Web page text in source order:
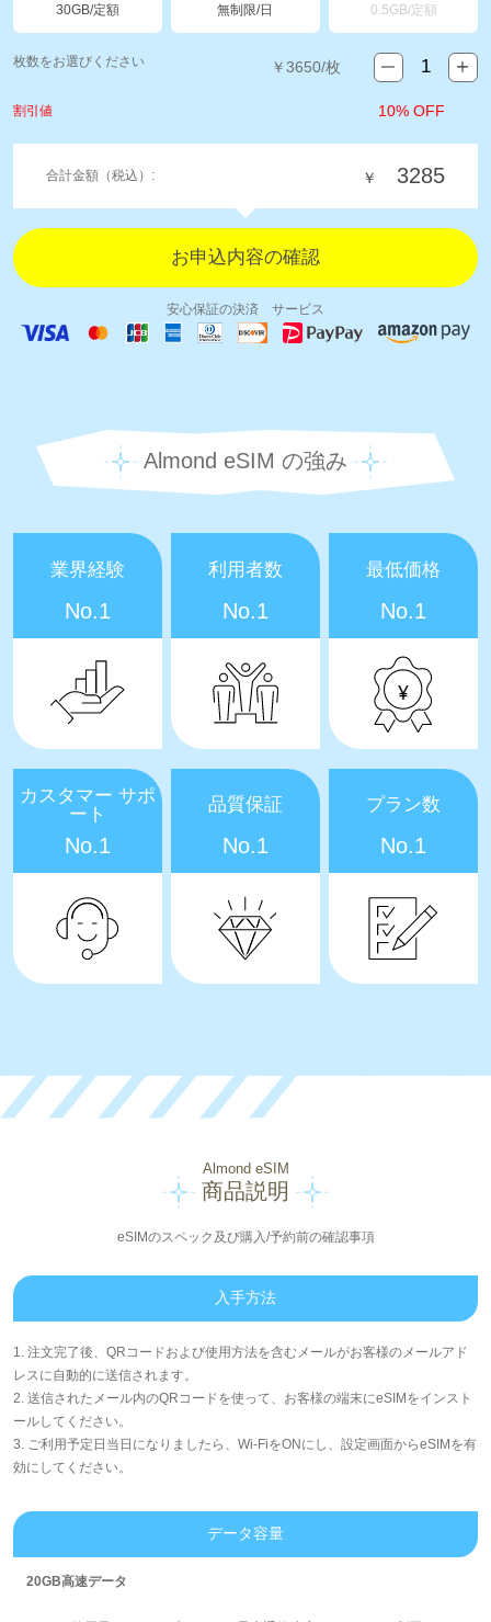
30GB/定額 無制限/日 0.5GB/定額
枚数をお選びください ￥3650/枚
割引値 10% OFF
合計金額（税込）: ￥ 3285
安心保証の決済 サービス
Almond eSIM の強み
業界経験
No.1
利用者数
No.1
最低価格
No.1
カスタマー サポ
ート
No.1
品質保証
No.1
プラン数
No.1
Almond eSIM
商品説明
eSIMのスペック及び購入/予約前の確認事項
入手方法
1. 注文完了後、QRコードおよび使用方法を含むメールがお客様のメールアド
レスに自動的に送信されます。
2. 送信されたメール内のQRコードを使って、お客様の端末にeSIMをインスト
ールしてください。
3. ご利用予定日当日になりましたら、Wi-FiをONにし、設定画面からeSIMを有
効にしてください。
データ容量
20GB高速データ